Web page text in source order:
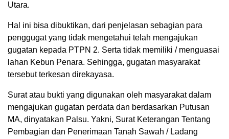
Utara.
Hal ini bisa dibuktikan, dari penjelasan sebagian para
penggugat yang tidak mengetahui telah mengajukan
gugatan kepada PTPN 2. Serta tidak memiliki / menguasai
lahan Kebun Penara. Sehingga, gugatan masyarakat
tersebut terkesan direkayasa.
Surat atau bukti yang digunakan oleh masyarakat dalam
mengajukan gugatan perdata dan berdasarkan Putusan
MA, dinyatakan Palsu. Yakni, Surat Keterangan Tentang
Pembagian dan Penerimaan Tanah Sawah / Ladang